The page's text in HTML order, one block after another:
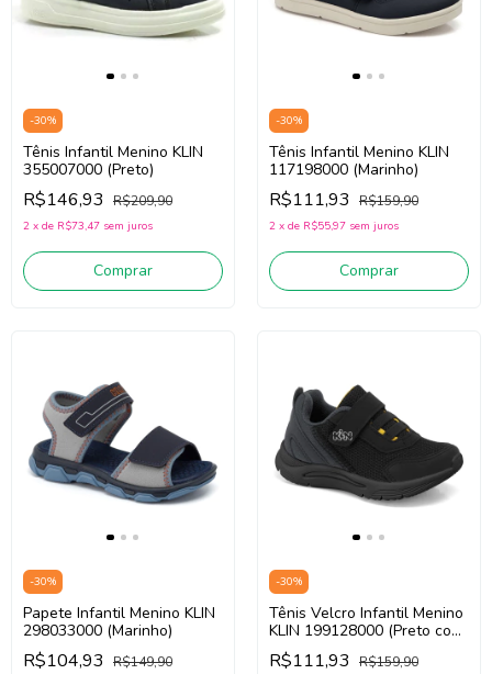
-30%
Tênis Infantil Menino KLIN
355007000 (Preto)
R$146,93 R$209,90
2 x de R$73,47 sem juros
Comprar
-30%
Tênis Infantil Menino KLIN
117198000 (Marinho)
R$111,93 R$159,90
2 x de R$55,97 sem juros
Comprar
-30%
Papete Infantil Menino KLIN
298033000 (Marinho)
R$104,93 R$149,90
-30%
Tênis Velcro Infantil Menino
KLIN 199128000 (Preto com
Amarelo)
R$111,93 R$159,90